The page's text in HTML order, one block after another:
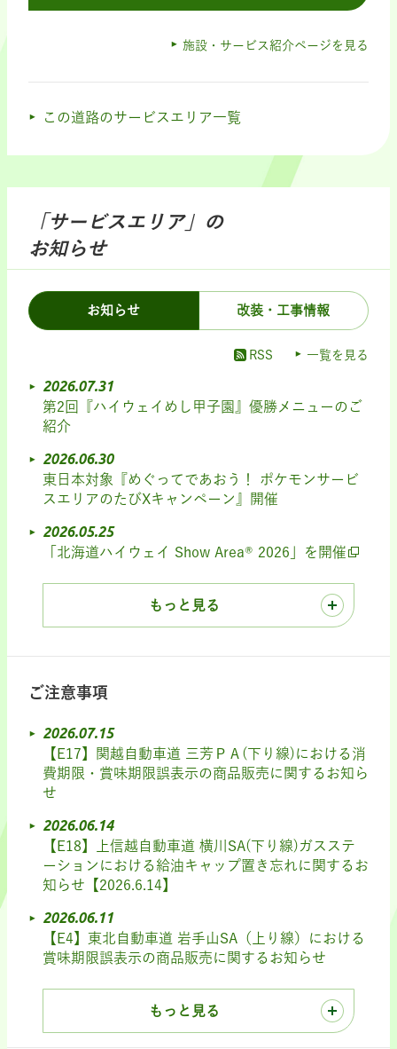
施設・サービス紹介ページを見る
この道路のサービスエリア一覧
「サービスエリア」の
お知らせ
お知らせ 改装・工事情報
RSS 一覧を見る
2026.07.31
第2回『ハイウェイめし甲子園』優勝メニューのご
紹介
2026.06.30
東日本対象『めぐってであおう！ ポケモンサービ
スエリアのたびXキャンペーン』開催
2026.05.25
「北海道ハイウェイ Show Area® 2026」を開催
もっと見る
ご注意事項
2026.07.15
【E17】関越自動車道 三芳ＰＡ(下り線)における消
費期限・賞味期限誤表示の商品販売に関するお知ら
せ
2026.06.14
【E18】上信越自動車道 横川SA(下り線)ガスステ
ーションにおける給油キャップ置き忘れに関するお
知らせ【2026.6.14】
2026.06.11
【E4】東北自動車道 岩手山SA（上り線）における
賞味期限誤表示の商品販売に関するお知らせ
もっと見る